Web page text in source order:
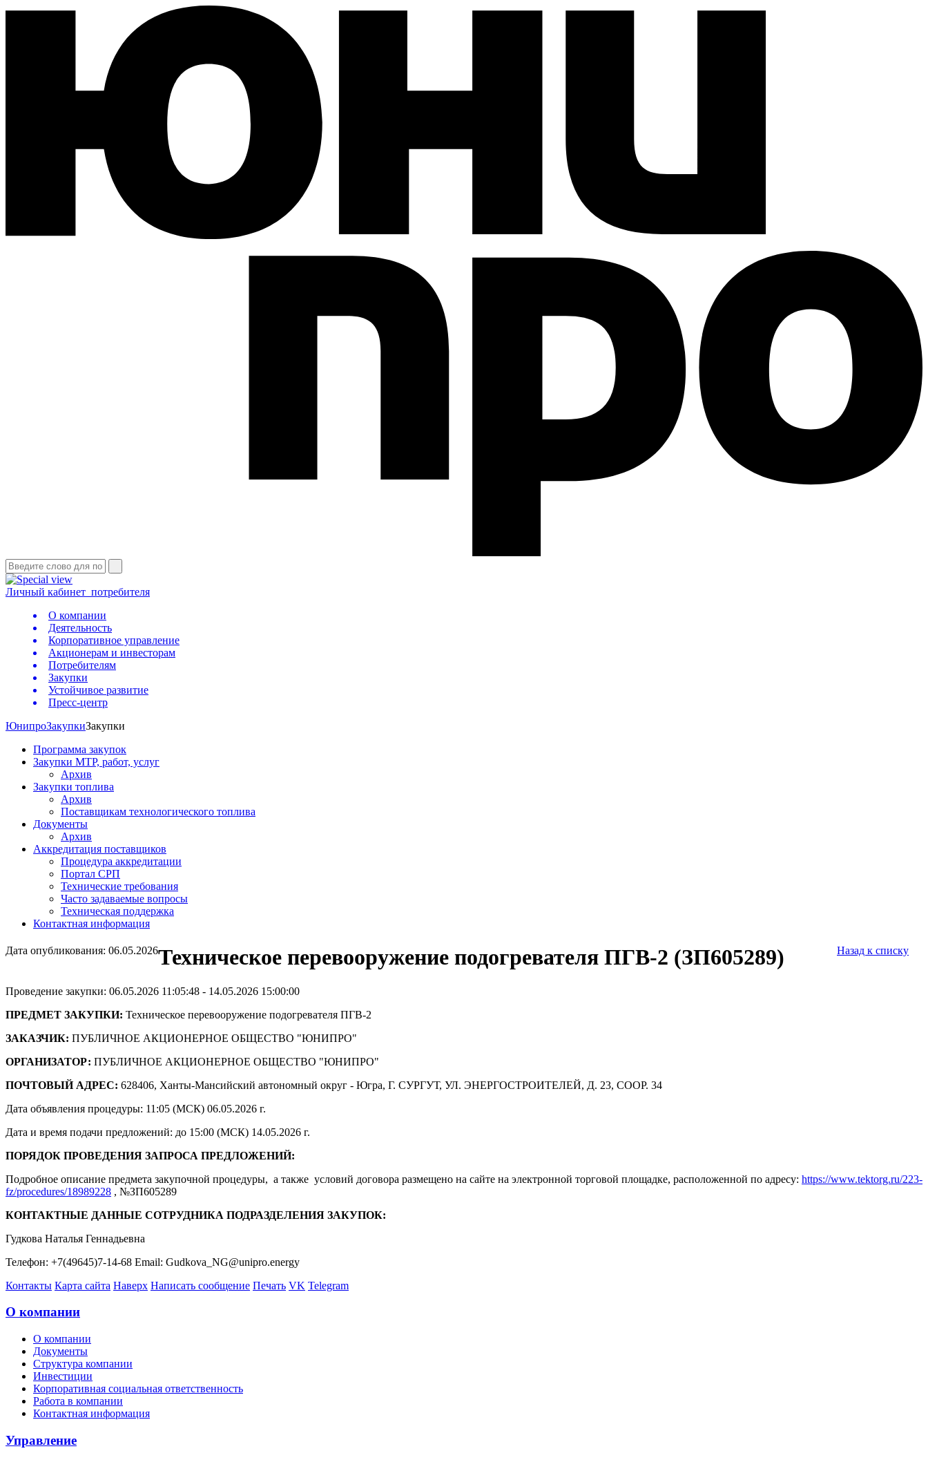
Личный кабинет потребителя
О компании
Деятельность
Корпоративное управление
Акционерам и инвесторам
Потребителям
Закупки
Устойчивое развитие
Пресс-центр
ЮнипроЗакупкиЗакупки
Программа закупок
Закупки МТР, работ, услуг
Архив
Закупки топлива
Архив
Поставщикам технологического топлива
Документы
Архив
Аккредитация поставщиков
Процедура аккредитации
Портал СРП
Технические требования
Часто задаваемые вопросы
Техническая поддержка
Контактная информация
Дата опубликования: 06.05.2026 Назад к списку
Техническое перевооружение подогревателя ПГВ-2 (ЗП605289)
Проведение закупки: 06.05.2026 11:05:48 - 14.05.2026 15:00:00
ПРЕДМЕТ ЗАКУПКИ: Техническое перевооружение подогревателя ПГВ-2
ЗАКАЗЧИК: ПУБЛИЧНОЕ АКЦИОНЕРНОЕ ОБЩЕСТВО "ЮНИПРО"
ОРГАНИЗАТОР: ПУБЛИЧНОЕ АКЦИОНЕРНОЕ ОБЩЕСТВО "ЮНИПРО"
ПОЧТОВЫЙ АДРЕС: 628406, Ханты-Мансийский автономный округ - Югра, Г. СУРГУТ, УЛ. ЭНЕРГОСТРОИТЕЛЕЙ, Д. 23, СООР. 34
Дата объявления процедуры: 11:05 (МСК) 06.05.2026 г.
Дата и время подачи предложений: до 15:00 (МСК) 14.05.2026 г.
ПОРЯДОК ПРОВЕДЕНИЯ ЗАПРОСА ПРЕДЛОЖЕНИЙ:
Подробное описание предмета закупочной процедуры, а также условий договора размещено на сайте на электронной торговой площадке, расположенной по адресу: https://www.tektorg.ru/223-
fz/procedures/18989228 , №ЗП605289
КОНТАКТНЫЕ ДАННЫЕ СОТРУДНИКА ПОДРАЗДЕЛЕНИЯ ЗАКУПОК:
Гудкова Наталья Геннадьевна
Телефон: +7(49645)7-14-68 Email: Gudkova_NG@unipro.energy
Контакты Карта сайта Наверх Написать сообщение Печать VK Telegram
О компании
О компании
Документы
Структура компании
Инвестиции
Корпоративная социальная ответственность
Работа в компании
Контактная информация
Управление